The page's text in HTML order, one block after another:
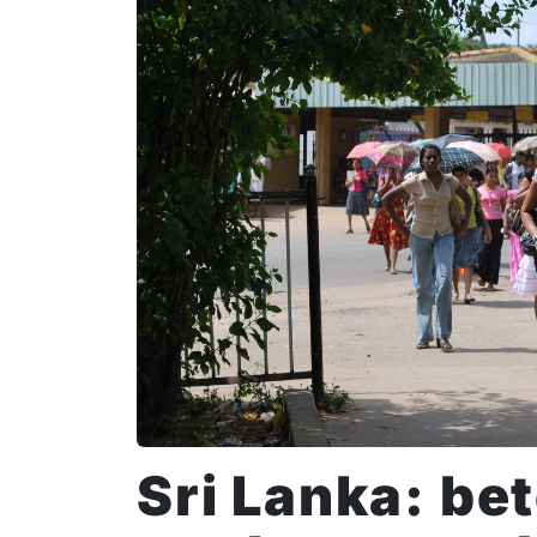
Sri Lanka: